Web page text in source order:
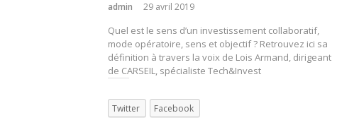
admin 29 avril 2019
Quel est le sens d’un investissement collaboratif,
mode opératoire, sens et objectif ? Retrouvez ici sa
définition à travers la voix de Lois Armand, dirigeant
de CARSEIL, spécialiste Tech&Invest
Twitter Facebook